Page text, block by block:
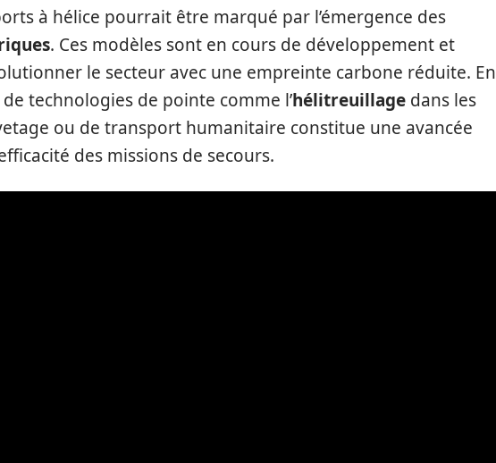
à hélice pourrait être marqué par l’émergence des
. Ces modèles sont en cours de développement et
le secteur avec une empreinte carbone réduite. En
technologies de pointe comme l’hélitreuillage dans les
ou de transport humanitaire constitue une avancée
des missions de secours.